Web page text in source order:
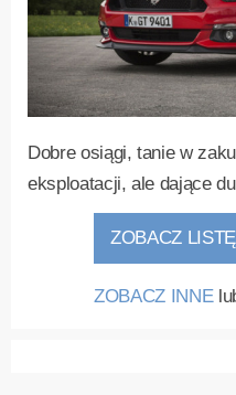
Dobre osiągi, tanie w
eksploatacji, ale dające
ZOBACZ
ZOBACZ INNE